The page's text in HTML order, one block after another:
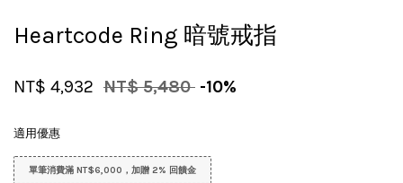
Heartcode Ring 暗號戒指
NT$ 4,932 NT$ 5,480 -10%
適用優惠
單筆消費滿 NT$6,000，加贈 2% 回饋金